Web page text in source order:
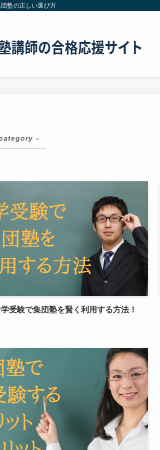
塾の正しい選び方
–
受験で集団塾を賢く利用する方法！